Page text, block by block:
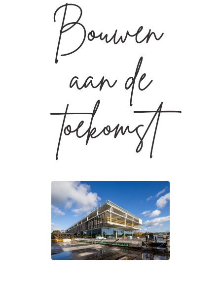
Bouwen
aan de
toekomst